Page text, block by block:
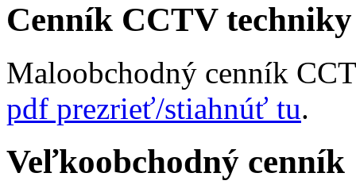
Cenník CCTV techniky
Maloobchodný cenník
pdf prezrieť/stiahnúť tu.
Veľkoobchodný cenník